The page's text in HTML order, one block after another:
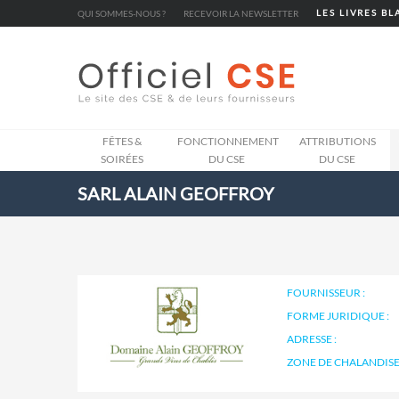
QUI SOMMES-NOUS ? RECEVOIR LA NEWSLETTER LES LIVRES
FÊTES &
SOIRÉES
FONCTIONNEMENT
DU CSE
ATTRIBUTIONS
DU CSE
SARL ALAIN GEOFFROY
FOURNISSEUR :
FORME JURIDIQUE :
ADRESSE :
ZONE DE
Cookies management panel